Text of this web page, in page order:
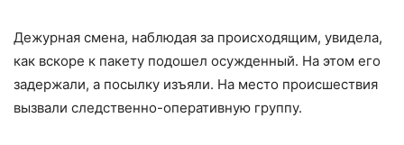
Дежурная смена, наблюдая за происходящим, увидела,
как вскоре к пакету подошел осужденный. На этом его
задержали, а посылку изъяли. На место происшествия
вызвали следственно-оперативную группу.